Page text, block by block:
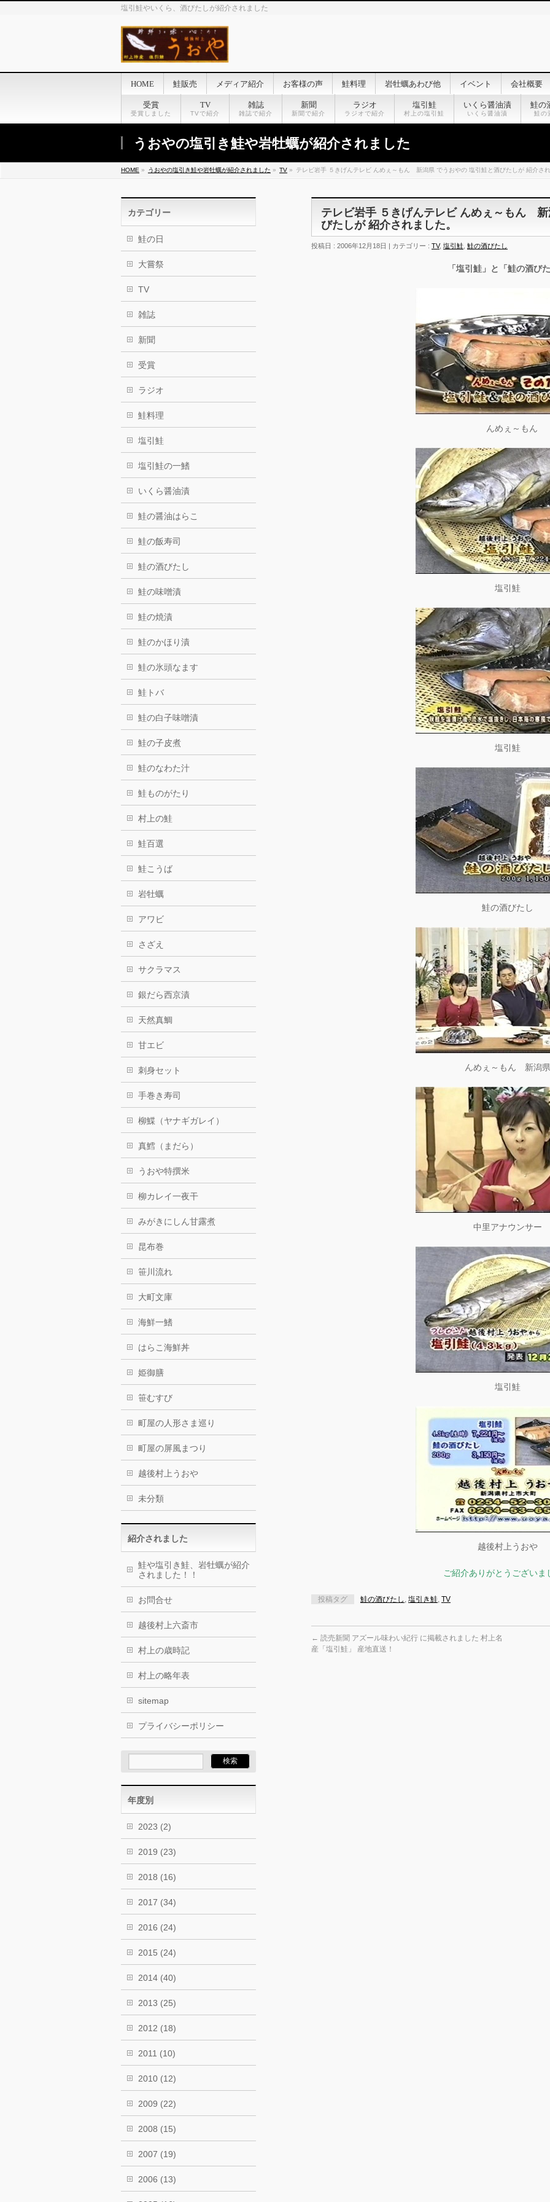
塩引鮭やいくら、酒びたしが紹介されました
HOME 鮭販売 メディア紹介 お客様の声 鮭料理 岩牡蠣あわび他 イベント 会社概要
受賞
受賞しました
TV
TVで紹介
雑誌
雑誌で紹介
新聞
新聞で紹介
ラジオ
ラジオで紹介
塩引鮭
村上の塩引鮭
いくら醤油漬
いくら醤油漬
鮭の
鮭の
うおやの塩引き鮭や岩牡蠣が紹介されました
HOME » うおやの塩引き鮭や岩牡蠣が紹介されました » TV » テレビ岩手 ５きげんテレビ んめぇ～もん 新潟県 でうおやの 塩引鮭と酒びたしが 紹介さ
テレビ岩手 ５きげんテレビ んめぇ～もん
びたしが 紹介されました。
投稿日 : 2006年12月18日 | カテゴリー : TV, 塩引鮭 鮭の酒びたし
「塩引鮭」と「鮭の酒び
んめぇ～もん
塩引鮭
塩引鮭
鮭の酒びたし
んめぇ～もん 新潟県
中里アナウンサー
塩引鮭
越後村上うおや
ご紹介ありがとうございま
投稿タグ 鮭の酒びたし , 塩引き鮭, TV
← 読売新聞 アズール味わい紀行 に掲載されました 村上名
産「塩引鮭」 産地直送！
カテゴリー
鮭の日
大嘗祭
TV
雑誌
新聞
受賞
ラジオ
鮭料理
塩引鮭
塩引鮭の一鰭
いくら醤油漬
鮭の醤油はらこ
鮭の飯寿司
鮭の酒びたし
鮭の味噌漬
鮭の焼漬
鮭のかほり漬
鮭の氷頭なます
鮭トバ
鮭の白子味噌漬
鮭の子皮煮
鮭のなわた汁
鮭ものがたり
村上の鮭
鮭百選
鮭こうば
岩牡蠣
アワビ
さざえ
サクラマス
銀だら西京漬
天然真鯛
甘エビ
刺身セット
手巻き寿司
柳鰈（ヤナギガレイ）
真鱈（まだら）
うおや特撰米
柳カレイ一夜干
みがきにしん甘露煮
昆布巻
笹川流れ
大町文庫
海鮮一鰭
はらこ海鮮丼
姫御膳
笹むすび
町屋の人形さま巡り
町屋の屏風まつり
越後村上うおや
未分類
紹介されました
鮭や塩引き鮭、岩牡蠣が紹介
されました！！
お問合せ
越後村上六斎市
村上の歳時記
村上の略年表
sitemap
プライバシーポリシー
年度別
2023 (2)
2019 (23)
2018 (16)
2017 (34)
2016 (24)
2015 (24)
2014 (40)
2013 (25)
2012 (18)
2011 (10)
2010 (12)
2009 (22)
2008 (15)
2007 (19)
2006 (13)